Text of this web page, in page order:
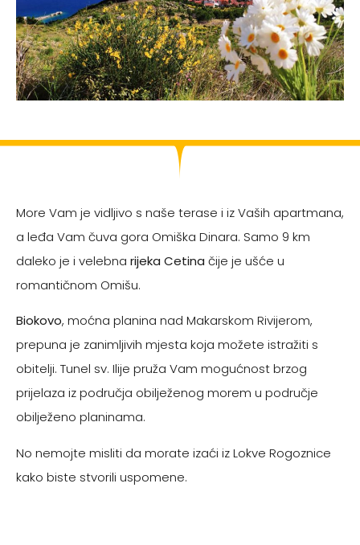
More Vam je vidljivo s naše terase i iz Vaših apartmana,
a leđa Vam čuva gora Omiška Dinara. Samo 9 km
daleko je i velebna rijeka Cetina čije je ušće u
romantičnom Omišu.
Biokovo, moćna planina nad Makarskom Rivijerom,
prepuna je zanimljivih mjesta koja možete istražiti s
obitelji. Tunel sv. Ilije pruža Vam mogućnost brzog
prijelaza iz područja obilježenog morem u područje
obilježeno planinama.
No nemojte misliti da morate izaći iz Lokve Rogoznice
kako biste stvorili uspomene.